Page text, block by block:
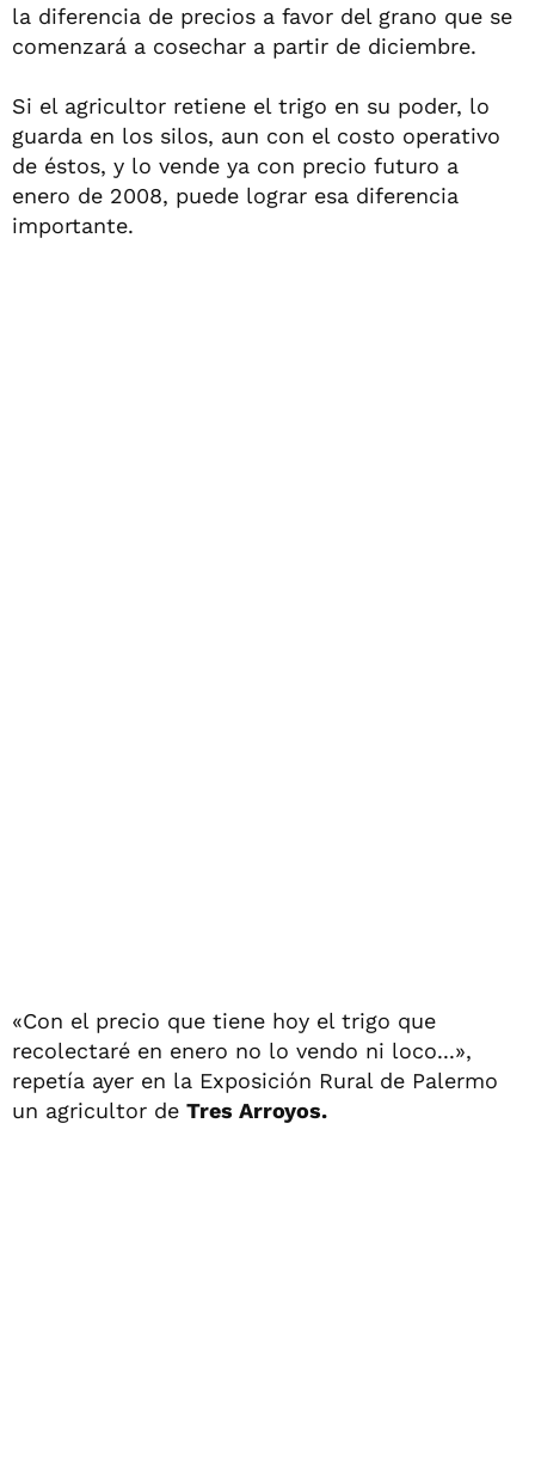
la diferencia de precios a favor del grano que se
comenzará a cosechar a partir de diciembre.
Si el agricultor retiene el trigo en su poder, lo
guarda en los silos, aun con el costo operativo
de éstos, y lo vende ya con precio futuro a
enero de 2008, puede lograr esa diferencia
importante.
«Con el precio que tiene hoy el trigo que
recolectaré en enero no lo vendo ni loco...»,
repetía ayer en la Exposición Rural de Palermo
un agricultor de Tres Arroyos.